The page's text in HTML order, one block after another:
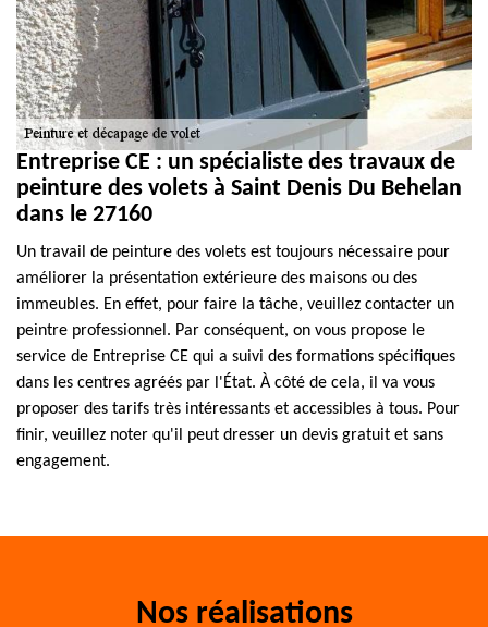
Entreprise CE : un spécialiste des travaux de
peinture des volets à Saint Denis Du Behelan
dans le 27160
Un travail de peinture des volets est toujours nécessaire pour
améliorer la présentation extérieure des maisons ou des
immeubles. En effet, pour faire la tâche, veuillez contacter un
peintre professionnel. Par conséquent, on vous propose le
service de Entreprise CE qui a suivi des formations spécifiques
dans les centres agréés par l'État. À côté de cela, il va vous
proposer des tarifs très intéressants et accessibles à tous. Pour
finir, veuillez noter qu'il peut dresser un devis gratuit et sans
engagement.
Nos réalisations